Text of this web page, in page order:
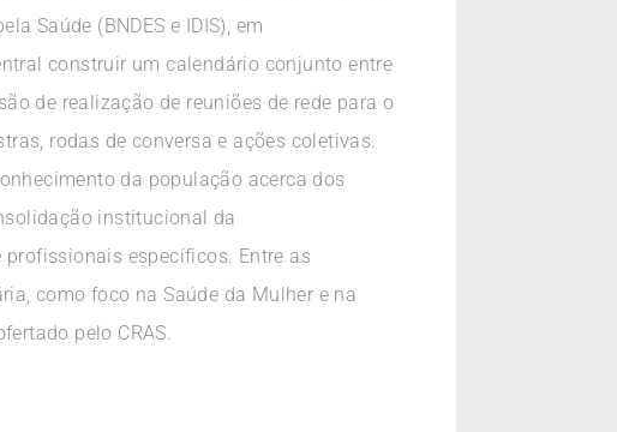
Saúde (BNDES e IDIS), em
construir um calendário conjunto entre
de realização de reuniões de rede para o
rodas de conversa e ações coletivas.
da população acerca dos
institucional da
específicos. Entre as
como foco na Saúde da Mulher e na
pelo CRAS.